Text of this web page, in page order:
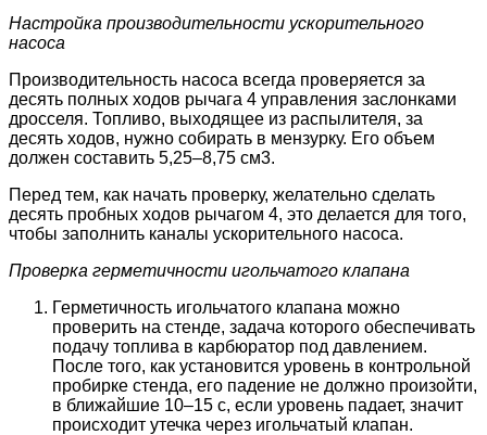
Настройка производительности ускорительного
насоса
Производительность насоса всегда проверяется за
десять полных ходов рычага 4 управления заслонками
дросселя. Топливо, выходящее из распылителя, за
десять ходов, нужно собирать в мензурку. Его объем
должен составить 5,25–8,75 см3.
Перед тем, как начать проверку, желательно сделать
десять пробных ходов рычагом 4, это делается для того,
чтобы заполнить каналы ускорительного насоса.
Проверка герметичности игольчатого клапана
Герметичность игольчатого клапана можно
проверить на стенде, задача которого обеспечивать
подачу топлива в карбюратор под давлением.
После того, как установится уровень в контрольной
пробирке стенда, его падение не должно произойти,
в ближайшие 10–15 с, если уровень падает, значит
происходит утечка через игольчатый клапан.